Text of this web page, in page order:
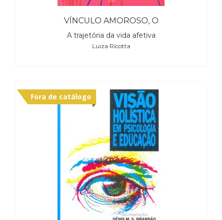
VÍNCULO AMOROSO, O
A trajetória da vida afetiva
Luiza Ricotta
Fora de catálogo